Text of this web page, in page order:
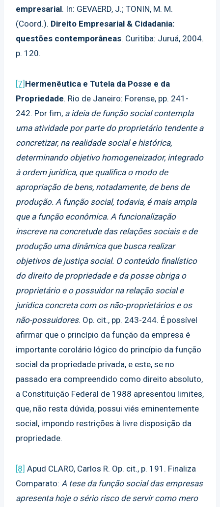
empresarial. In: GEVAERD, J.; TONIN, M. M.
(Coord.). Direito Empresarial & Cidadania:
questões contemporâneas. Curitiba: Juruá, 2004.
p. 120.
[7] Hermenêutica e Tutela da Posse e da
Propriedade. Rio de Janeiro: Forense, pp. 241-
242. Por fim, a ideia de função social contempla
uma atividade por parte do proprietário tendente a
concretizar, na realidade social e histórica,
determinando objetivo homogeneizador, integrado
à ordem jurídica, que qualifica o modo de
apropriação de bens, notadamente, de bens de
produção. A função social, todavia, é mais ampla
que a função econômica. A funcionalização
inscreve na concretude das relações sociais e de
produção uma dinâmica que busca realizar
objetivos de justiça social. O conteúdo finalístico
do direito de propriedade e da posse obriga o
proprietário e o possuidor na relação social e
jurídica concreta com os não-proprietários e os
não-possuidores. Op. cit., pp. 243-244. É possível
afirmar que o princípio da função da empresa é
importante corolário lógico do princípio da função
social da propriedade privada, e este, se no
passado era compreendido como direito absoluto,
a Constituição Federal de 1988 apresentou limites,
que, não resta dúvida, possui viés eminentemente
social, impondo restrições à livre disposição da
propriedade.
[8] Apud CLARO, Carlos R. Op. cit., p. 191. Finaliza
Comparato: A tese da função social das empresas
apresenta hoje o sério risco de servir como mero